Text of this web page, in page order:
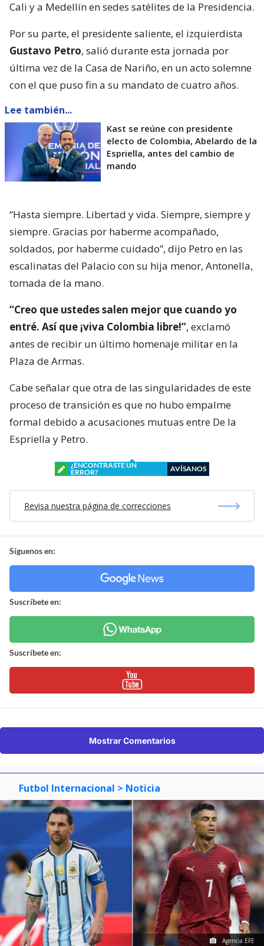
Cali y a Medellín en sedes satélites de la Presidencia.
Por su parte, el presidente saliente, el izquierdista
Gustavo Petro, salió durante esta jornada por
última vez de la Casa de Nariño, en un acto solemne
con el que puso fin a su mandato de cuatro años.
Lee también...
Kast se reúne con presidente
electo de Colombia, Abelardo de la
Espriella, antes del cambio de
mando
“Hasta siempre. Libertad y vida. Siempre, siempre y
siempre. Gracias por haberme acompañado,
soldados, por haberme cuidado”, dijo Petro en las
escalinatas del Palacio con su hija menor, Antonella,
tomada de la mano.
“Creo que ustedes salen mejor que cuando yo
entré. Así que ¡viva Colombia libre!”, exclamó
antes de recibir un último homenaje militar en la
Plaza de Armas.
Cabe señalar que otra de las singularidades de este
proceso de transición es que no hubo empalme
formal debido a acusaciones mutuas entre De la
Espriella y Petro.
¿ENCONTRASTE UN
ERROR?
AVÍSANOS
Revisa nuestra página de correcciones
Síguenos en:
Suscríbete en:
Suscríbete en:
Mostrar Comentarios
Futbol Internacional > Noticia
Agencia EFE